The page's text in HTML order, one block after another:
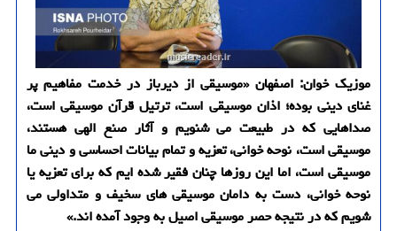
موزیك خوان: اصفهان «موسیقی از دیرباز در خدمت مفاهیم پر
غنای دینی بوده؛ اذان موسیقی است، ترتیل قرآن موسیقی است،
صداهایی كه در طبیعت می شنویم و آثار صنع الهی هستند،
موسیقی است، نوحه خوانی، تعزیه و تمام بیانات احساسی و دینی ما
موسیقی است، اما این روزها چنان فقیر شده ایم كه برای تعزیه یا
نوحه خوانی، دست به دامان موسیقی های سخیف و متداولی می
شویم كه در نتیجه حصر موسیقی اصیل به وجود آمده اند.»